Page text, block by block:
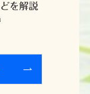
を解説